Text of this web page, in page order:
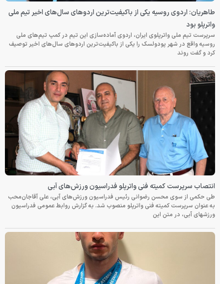
طاهریان: اردوی روسیه یکی از باکیفیت‌ترین اردوهای سال‌های اخیر تیم ملی
واترپلو بود
سرپرست تیم ملی واترپلوی ایران، اردوی آماده‌سازی این تیم در کمپ تیم‌های ملی
روسیه واقع در شهر پودولسک را یکی از باکیفیت‌ترین اردوهای سال‌های اخیر توصیف
کرد و گفت روند
انتصاب سرپرست کمیته فنی واترپلو فدراسیون ورزش‌های آبی
طی حکمی از سوی محسن رضوانی رئیس فدراسیون ورزش‌های آبی، علی آقاجان‌محب
به عنوان سرپرست کمیته فنی واترپلو منصوب شد. به گزارش روابط عمومی فدراسیون
ورزشهای آبی، در متن این